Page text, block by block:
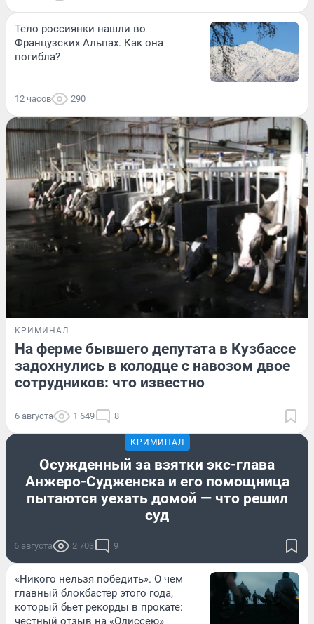
Тело россиянки нашли во
Французских Альпах. Как она
погибла?
12 часов 290
КРИМИНАЛ
На ферме бывшего депутата в Кузбассе
задохнулись в колодце с навозом двое
сотрудников: что известно
6 августа 1 649 8
КРИМИНАЛ
Осужденный за взятки экс-глава
Анжеро-Судженска и его помощница
пытаются уехать домой — что решил
суд
6 августа 2 703 9
«Никого нельзя победить». О чем
главный блокбастер этого года,
который бьет рекорды в прокате:
честный отзыв на «Одиссею»